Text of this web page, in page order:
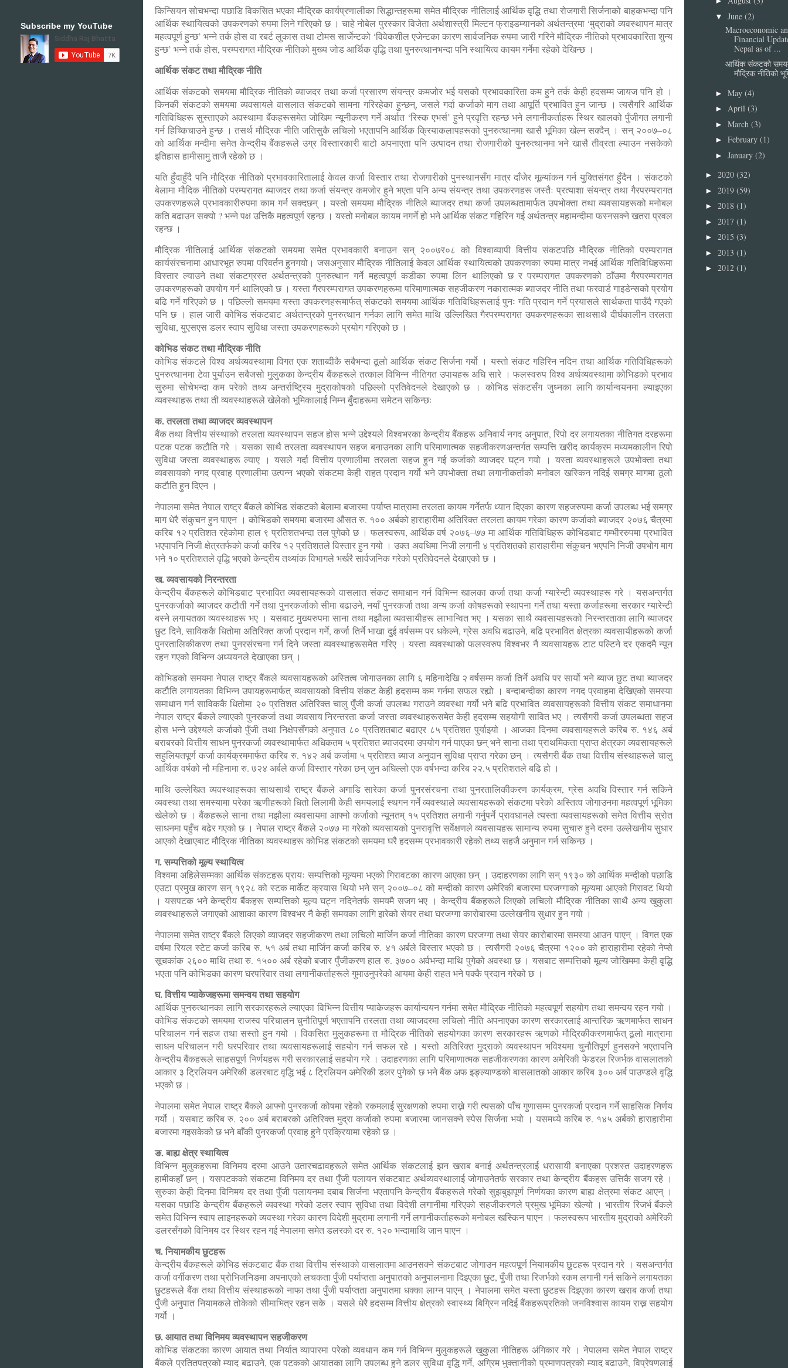
किन्सियन सोचभन्दा पछाडि विकसित भएका मौद्रिक कार्यप्रणालीका सिद्धान्तहरूमा समेत मौद्रिक नीतिलाई आर्थिक वृद्धि तथा रोजगारी सिर्जनाको बाहकभन्दा पनि
आर्थिक स्थायित्वको उपकरणको रुपमा लिने गरिएको छ । चाहे नोबेल पुरस्कार विजेता अर्थशास्त्री मिल्टन फ्राइडम्यानको अर्थतन्त्रमा ‘मुद्राको व्यवस्थापन मात्र
महत्वपूर्ण हुन्छ’ भन्ने तर्क होस वा रबर्ट लुकास तथा टोमस सार्जेन्टको ‘विवेकशील एजेन्टका कारण सार्वजनिक रुपमा जारी गरिने मौद्रिक नीतिको प्रभावकारिता शुन्य
हुन्छ’ भन्ने तर्क होस, परम्परागत मौद्रिक नीतिको मुख्य जोड आर्थिक वृद्धि तथा पुनरुत्थानभन्दा पनि स्थायित्व कायम गर्नेमा रहेको देखिन्छ ।
आर्थिक संकट तथा मौद्रिक नीति
आर्थिक संकटको समयमा मौद्रिक नीतिको व्याजदर तथा कर्जा प्रसारण संयन्त्र कमजोर भई यसको प्रभावकारिता कम हुने तर्क केही हदसम्म जायज पनि हो ।
किनकी संकटको समयमा व्यवसायले वासलात संकटको सामना गरिरहेका हुन्छन्, जसले गर्दा कर्जाको माग तथा आपूर्ति प्रभावित हुन जान्छ । त्यसैगरि आर्थिक
गतिविधिहरू सुस्ताएको अवस्थामा बैंकहरूसमेत जोखिम न्यूनीकरण गर्ने अर्थात ‘रिस्क एभर्स’ हुने प्रवृत्ति रहन्छ भने लगानीकर्ताहरू स्थिर खालको पुँजीगत लगानी
गर्न हिच्किचाउने हुन्छ । तसर्थ मौद्रिक नीति जतिसुकै लचिलो भएतापनि आर्थिक क्रियाकलापहरूको पुनरुत्थानमा खासै भूमिका खेल्न सक्दैन् । सन् २००७–०८
को आर्थिक मन्दीमा समेत केन्द्रीय बैंकहरूले उग्र विस्तारकारी बाटो अपनाएता पनि उत्पादन तथा रोजगारीको पुनरुत्थानमा भने खासै तीव्रता ल्याउन नसकेको
इतिहास हामीसामु ताजै रहेको छ ।
यति हुँदाहुँदै पनि मौद्रिक नीतिको प्रभावकारितालाई केवल कर्जा विस्तार तथा रोजगारीको पुनस्थानसँग मात्र दाँजेर मूल्यांकन गर्न युक्तिसंगत हुँदैन । संकटको
बेलामा मौदिक नीतिको परम्परागत ब्याजदर तथा कर्जा संयन्त्र कमजोर हुने भएता पनि अन्य संयन्त्र तथा उपकरणहरू जस्तैः प्रत्याशा संयन्त्र तथा गैरपरम्परागत
उपकरणहरूले प्रभावकारीरुपमा काम गर्न सक्दछन् । यस्तो समयमा मौद्रिक नीतिले ब्याजदर तथा कर्जा उपलब्धतामार्फत उपभोक्ता तथा व्यवसायहरूको मनोबल
कति बढाउन सक्यो ? भन्ने पक्ष उत्तिकै महत्वपूर्ण रहन्छ । यस्तो मनोबल कायम नगर्ने हो भने आर्थिक संकट गहिरिन गई अर्थतन्त्र महामन्दीमा फस्नसक्ने खतरा प्रवल
रहन्छ ।
मौद्रिक नीतिलाई आर्थिक संकटको समयमा समेत प्रभावकारी बनाउन सन् २००७र०८ को विश्वाव्यापी वित्तीय संकटपछि मौद्रिक नीतिको परम्परागत
कार्यसंरचनामा आधारभूत रुपमा परिवर्तन हुनगयो। जसअनुसार मौद्रिक नीतिलाई केवल आर्थिक स्थायित्वको उपकरणका रुपमा मात्र नभई आर्थिक गतिविधिहरूमा
विस्तार ल्याउने तथा संकटग्रस्त अर्थतन्त्रको पुनरुत्थान गर्ने महत्वपूर्ण कडीका रुपमा लिन थालिएको छ र परम्परागत उपकरणको ठाँउमा गैरपरम्परागत
उपकरणहरूको उपयोग गर्न थालिएको छ । यस्ता गैरपरम्परागत उपकरणहरूमा परिमाणात्मक सहजीकरण नकारात्मक ब्याजदर नीति तथा फरवार्ड गाइडेन्सको प्रयोग
बढि गर्ने गरिएको छ । पछिल्लो समयमा यस्ता उपकरणहरूमार्फत् संकटको समयमा आर्थिक गतिविधिहरूलाई पुनः गति प्रदान गर्ने प्रयासले सार्थकता पाउँदै गएको
पनि छ । हाल जारी कोभिड संकटबाट अर्थतन्त्रको पुनरुत्थान गर्नका लागि समेत माथि उल्लिखित गैरपरम्परागत उपकरणहरूका साथसाथै दीर्घकालीन तरलता
सुविधा, युएसएस डलर स्वाप सुविधा जस्ता उपकरणहरूको प्रयोग गरिएको छ ।
कोभिड संकट तथा मौद्रिक नीति
कोभिड संकटले विश्व अर्थव्यवस्थामा विगत एक शताब्दीकै सबैभन्दा ठूलो आर्थिक संकट सिर्जना गर्यो । यस्तो संकट गहिरिन नदिन तथा आर्थिक गतिविधिहरूको
पुनरुत्थानमा टेवा पुर्याउन सबैजसो मुलुकका केन्द्रीय बैंकहरूले तत्काल विभिन्न नीतिगत उपायहरू अघि सारे । फलस्वरुप विश्व अर्थव्यवस्थामा कोभिडको प्रभाव
सुरुमा सोचेभन्दा कम परेको तथ्य अन्तर्राष्ट्रिय मुद्राकोषको पछिल्लो प्रतिवेदनले देखाएको छ । कोभिड संकटसँग जुध्नका लागि कार्यान्वयनमा ल्याइएका
व्यवस्थाहरू तथा ती व्यवस्थाहरूले खेलेको भूमिकालाई निम्न बुँदाहरूमा समेटन सकिन्छः
क. तरलता तथा व्याजदर व्यवस्थापन
बैंक तथा वित्तीय संस्थाको तरलता व्यवस्थापन सहज होस भन्ने उद्देश्यले विश्वभरका केन्द्रीय बैंकहरू अनिवार्य नगद अनुपात, रिपो दर लगायतका नीतिगत दरहरूमा
पटक पटक कटौति गरे । यसका साथै तरलता व्यवस्थापन सहज बनाउनका लागि परिमाणात्मक सहजीकरणअन्तर्गत सम्पत्ति खरीद कार्यक्रम मध्यमकालीन रिपो
सुविधा जस्ता व्यवस्थाहरू ल्याए । यसले गर्दा वित्तीय प्रणालीमा तरलता सहज हुन गई कर्जाको व्याजदर घट्न गयो । यस्ता व्यवस्थाहरूले उपभोक्ता तथा
व्यवसायको नगद प्रवाह प्रणालीमा उत्पन्न भएको संकटमा केही राहत प्रदान गर्यो भने उपभोक्ता तथा लगानीकर्ताको मनोवल खस्किन नदिई समग्र मागमा ठूलो
कटौति हुन दिएन ।
नेपालमा समेत नेपाल राष्ट्र बैंकले कोभिड संकटको बेलामा बजारमा पर्याप्त मात्रामा तरलता कायम गर्नेतर्फ ध्यान दिएका कारण सहजरुपमा कर्जा उपलब्ध भई समग्र
माग धेरै संकुचन हुन पाएन । कोभिडको समयमा बजारमा औसत रु. १०० अर्बको हाराहारीमा अतिरिक्त तरलता कायम गरेका कारण कर्जाको ब्याजदर २०७६ चैत्रमा
करिब १२ प्रतिशत रहेकोमा हाल ९ प्रतिशतभन्दा तल पुगेको छ । फलस्वरूप, आर्थिक वर्ष २०७६–७७ मा आर्थिक गतिविधिहरू कोभिडबाट गम्भीररुपमा प्रभावित
भएपापनि निजी क्षेत्रतर्फको कर्जा करिब १२ प्रतिशतले विस्तार हुन गयो । उक्त अवधिमा निजी लगानी ४ प्रतिशतको हाराहारीमा संकुचन भएपनि निजी उपभोग माग
भने १० प्रतिशतले वृद्धि भएको केन्द्रीय तथ्यांक विभागले भर्खरै सार्वजनिक गरेको प्रतिवेदनले देखाएको छ ।
ख. व्यवसायको निरन्तरता
केन्द्रीय बैंकहरूले कोभिडबाट प्रभावित व्यवसायहरूको वासलात संकट समाधान गर्न विभिन्न खालका कर्जा तथा कर्जा ग्यारेन्टी व्यवस्थाहरू गरे । यसअन्तर्गत
पुनरकर्जाको ब्याजदर कटौती गर्ने तथा पुनरकर्जाको सीमा बढाउने, नयाँ पुनरकर्जा तथा अन्य कर्जा कोषहरूको स्थापना गर्ने तथा यस्ता कर्जाहरूमा सरकार ग्यारेन्टी
बस्ने लगायतका व्यवस्थाहरू भए । यसबाट मुख्यरुपमा साना तथा मझौला व्यवसायीहरू लाभान्वित भए । यसका साथै व्यवसायहरूको निरन्तरताका लागि ब्याजदर
छुट दिने, साविककै धितोमा अतिरिक्त कर्जा प्रदान गर्ने, कर्जा तिर्ने भाखा दुई वर्षसम्म पर धकेल्ने, ग्रेस अवधि बढाउने, बढि प्रभावित क्षेत्रका व्यवसायीहरूको कर्जा
पुनरतालिकीकरण तथा पुनरसंरचना गर्न दिने जस्ता व्यवस्थाहरूसमेत गरिए । यस्ता व्यवस्थाको फलस्वरुप विश्वभर नै व्यवसायहरू टाट पल्टिने दर एकदमै न्यून
रहन गएको विभिन्न अध्ययनले देखाएका छन् ।
कोभिडको समयमा नेपाल राष्ट्र बैंकले व्यवसायहरूको अस्तित्व जोगाउनका लागि ६ महिनादेखि २ वर्षसम्म कर्जा तिर्ने अवधि पर सार्यो भने ब्याज छुट तथा ब्याजदर
कटौति लगायतका विभिन्न उपायहरूमार्फत् व्यवसायको वित्तीय संकट केही हदसम्म कम गर्नमा सफल रह्यो । बन्दाबन्दीका कारण नगद प्रवाहमा देखिएको समस्या
समाधान गर्न साविककै धितोमा २० प्रतिशत अतिरिक्त चालु पुँजी कर्जा उपलब्ध गराउने व्यवस्था गर्यो भने बढि प्रभावित व्यवसायहरूको वित्तीय संकट समाधानमा
नेपाल राष्ट्र बैंकले ल्याएको पुनरकर्जा तथा व्यवसाय निरन्तरता कर्जा जस्ता व्यवस्थाहरूसमेत केही हदसम्म सहयोगी सावित भए । त्यसैगरी कर्जा उपलब्धता सहज
होस भन्ने उद्देश्यले कर्जाको पुँजी तथा निक्षेपसँगको अनुपात ८० प्रतिशतबाट बढाएर ८५ प्रतिशत पुर्याइयो । आजका दिनमा व्यवसायहरूले करिब रु. १४६ अर्ब
बराबरको वित्तीय साधन पुनरकर्जा व्यवस्थामार्फत अधिकतम ५ प्रतिशत ब्याजदरमा उपयोग गर्न पाएका छन् भने साना तथा प्राथमिकता प्राप्त क्षेत्रका व्यवसायहरूले
सहुलियतपूर्ण कर्जा कार्यक्रममार्फत करिब रु. १४२ अर्ब कर्जामा ५ प्रतिशत ब्याज अनुदान सुविधा प्राप्त गरेका छन् । त्यसैगरी बैंक तथा वित्तीय संस्थाहरूले चालु
आर्थिक वर्षको नौ महिनामा रु. ७२४ अर्बले कर्जा विस्तार गरेका छन् जुन अघिल्लो एक वर्षभन्दा करिब २२.५ प्रतिशतले बढि हो ।
माथि उल्लेखित व्यवस्थाहरूका साथसाथै राष्ट्र बैंकले अगाडि सारेका कर्जा पुनरसंरचना तथा पुनरतालिकीकरण कार्यक्रम, ग्रेस अवधि विस्तार गर्न सकिने
व्यवस्था तथा समस्यामा परेका ऋणीहरूको धितो लिलामी केही समयलाई स्थगन गर्ने व्यवस्थाले व्यवसायहरूको संकटमा परेको अस्तित्व जोगाउनमा महत्वपूर्ण भूमिका
खेलेको छ । बैंकहरूले साना तथा मझौला व्यवसायमा आफ्नो कर्जाको न्यूनतम् १५ प्रतिशत लगानी गर्नुपर्ने प्रावधानले त्यस्ता व्यवसायहरूको समेत वित्तीय स्रोत
साधनमा पहुँच बढेर गएको छ । नेपाल राष्ट्र बैंकले २०७७ मा गरेको व्यवसायको पुनरावृत्ति सर्वेक्षणले व्यवसायहरू सामान्य रुपमा सुचारु हुने दरमा उल्लेखनीय सुधार
आएको देखाएबाट मौद्रिक नीतिका व्यवस्थाहरू कोभिड संकटको समयमा घरै हदसम्म प्रभावकारी रहेको तथ्य सहजै अनुमान गर्न सकिन्छ ।
ग. सम्पत्तिको मूल्य स्थायित्व
विश्वमा अहिलेसम्मका आर्थिक संकटहरू प्रायः सम्पत्तिको मूल्यमा भएको गिरावटका कारण आएका छन् । उदाहरणका लागि सन् १९३० को आर्थिक मन्दीको पछाडि
एउटा प्रमुख कारण सन् १९२८ को स्टक मार्केट क्रयास थियो भने सन् २००७–०८ को मन्दीको कारण अमेरिकी बजारमा घरजग्गाको मूल्यमा आएको गिरावट थियो
। यसपटक भने केन्द्रीय बैंकहरू सम्पत्तिको मूल्य घट्न नदिनेतर्फ समयमै सजग भए । केन्द्रीय बैंकहरूले लिएको लचिलो मौद्रिक नीतिका साथै अन्य खुकुला
व्यवस्थाहरूले जगाएको आशाका कारण विश्वभर नै केही समयका लागि झरेको सेयर तथा घरजग्गा कारोबारमा उल्लेखनीय सुधार हुन गयो ।
नेपालमा समेत राष्ट्र बैंकले लिएको व्याजदर सहजीकरण तथा लचिलो मार्जिन कर्जा नीतिका कारण घरजग्गा तथा सेयर कारोबारमा समस्या आउन पाएन् । विगत एक
वर्षमा रियल स्टेट कर्जा करिब रु. ५१ अर्ब तथा मार्जिन कर्जा करिब रु. ४१ अर्बले विस्तार भएको छ । त्यसैगरी २०७६ चैत्रमा १२०० को हाराहारीमा रहेको नेप्से
सूचकांक २६०० माथि तथा रु. १५०० अर्ब रहेको बजार पुँजीकरण हाल रु. ३७०० अर्वभन्दा माथि पुगेको अवस्था छ । यसबाट सम्पत्तिको मूल्य जोखिममा केही वृद्धि
भएता पनि कोभिडका कारण घरपरिवार तथा लगानीकर्ताहरूले गुमाउनुपरेको आयमा केही राहत भने पक्कै प्रदान गरेको छ ।
घ. वित्तीय प्याकेजहरूमा समन्वय तथा सहयोग
आर्थिक पुनरुत्थानका लागि सरकारहरूले ल्याएका विभिन्न वित्तीय प्याकेजहरू कार्यान्वयन गर्नमा समेत मौद्रिक नीतिको महत्वपूर्ण सहयोग तथा समन्वय रहन गयो ।
कोभिड संकटको समयमा राजस्व परिचालन चुनौतिपूर्ण भएतापनि तरलता तथा व्याजदरमा लचिलो नीति अपनाएका कारण सरकारलाई आन्तरिक ऋणमार्फत साधन
परिचालन गर्न सहज तथा सस्तो हुन गयो । विकसित मुलुकहरूमा त मौद्रिक नीतिको सहयोगका कारण सरकारहरू ऋणको मौद्रिकीकरणमार्फत् ठूलो मात्रामा
साधन परिचालन गरी घरपरिवार तथा व्यवसायहरूलाई सहयोग गर्न सफल रहे । यस्तो अतिरिक्त मुद्राको व्यवस्थापन भविश्यमा चुनौतिपूर्ण हुनसक्ने भएतापनि
केन्द्रीय बैंकहरूले साहसपूर्ण निर्णयहरू गरी सरकारलाई सहयोग गरे । उदाहरणका लागि परिमाणात्मक सहजीकरणका कारण अमेरिकी फेडरल रिजर्भक वासलातको
आकार ३ ट्रिलियन अमेरिकी डलरबाट वृद्धि भई ८ ट्रिलियन अमेरिकी डलर पुगेको छ भने बैंक अफ इङ्ल्याण्डको बासलातको आकार करिब ३०० अर्ब पाउण्डले वृद्धि
भएको छ ।
नेपालमा समेत नेपाल राष्ट्र बैंकले आफ्नो पुनरकर्जा कोषमा रहेको रकमलाई सुरक्षणको रुपमा राख्ने गरी त्यसको पाँच गुणासम्म पुनरकर्जा प्रदान गर्ने साहसिक निर्णय
गर्यो । यसबाट करिब रु. २०० अर्ब बराबरको अतिरिक्त मुद्रा कर्जाको रुपमा बजारमा जानसक्ने स्पेस सिर्जना भयो । यसमध्ये करिब रु. १४५ अर्बको हाराहारीमा
बजारमा गइसकेको छ भने बाँकी पुनरकर्जा प्रवाह हुने प्रक्रियामा रहेको छ ।
ङ. बाह्य क्षेत्र स्थायित्व
विभिन्न मुलुकहरूमा विनिमय दरमा आउने उतारचढावहरूले समेत आर्थिक संकटलाई झन खराब बनाई अर्थतन्त्रलाई धरासायी बनाएका प्रशस्त उदाहरणहरू
हामीकहाँ छन् । यसपटकको संकटमा विनिमय दर तथा पुँजी पलायन संकटबाट अर्थव्यवस्थालाई जोगाउनेतर्फ सरकार तथा केन्द्रीय बैंकहरू उत्तिकै सजग रहे ।
सुरुका केही दिनमा विनिमय दर तथा पुँजी पलायनमा दबाब सिर्जना भएतापनि केन्द्रीय बैंकहरूले गरेको सुझबुझपूर्ण निर्णयका कारण बाह्य क्षेत्रमा संकट आएन् ।
यसका पछाडि केन्द्रीय बैंकहरूले व्यवस्था गरेको डलर स्वाप सुविधा तथा विदेशी लगानीमा गरिएको सहजीकरणले प्रमुख भूमिका खेल्यो । भारतीय रिजर्भ बैंकले
समेत विभिन्न स्वाप लाइनहरूको व्यवस्था गरेका कारण विदेशी मुद्रामा लगानी गर्ने लगानीकर्ताहरूको मनोबल खस्किन पाएन । फलस्वरूप भारतीय मुद्राको अमेरिकी
डलरसँगको विनिमय दर स्थिर रहन गई नेपालमा समेत डलरको दर रु. १२० भन्दामाथि जान पाएन ।
च. नियामकीय छुटहरू
केन्द्रीय बैंकहरूले कोभिड संकटबाट बैंक तथा वित्तीय संस्थाको वासलातमा आउनसक्ने संकटबाट जोगाउन महत्वपूर्ण नियामकीय छुटहरू प्रदान गरे । यसअन्तर्गत
कर्जा वर्गीकरण तथा प्रोभिजनिङमा अपनाएको लचकता पुँजी पर्याप्तता अनुपातको अनुपालनामा दिइएका छुट, पुँजी तथा रिजर्भको रकम लगानी गर्न सकिने लगायतका
छुटहरूले बैंक तथा वित्तीय संस्थाहरूको नाफा तथा पुँजी पर्याप्तता अनुपातमा धक्का लाग्न पाएन् । नेपालमा समेत यस्ता छुटहरू दिइएका कारण खराब कर्जा तथा
पुँजी अनुपात नियामकले तोकेको सीमाभित्र रहन सके । यसले धेरै हदसम्म वित्तीय क्षेत्रको स्वास्थ्य बिग्रिन नदिई बैंकहरूप्रतिको जनविश्वास कायम राख्न सहयोग
गर्यो ।
छ. आयात तथा विनिमय व्यवस्थापन सहजीकरण
कोभिड संकटका कारण आयात तथा निर्यात व्यापारमा परेको व्यवधान कम गर्न विभिन्न मुलुकहरूले खुकुला नीतिहरू अंगिकार गरे । नेपालमा समेत नेपाल राष्ट्र
बैंकले प्रतितपत्रको म्याद बढाउने, एक पटकको आयातका लागि उपलब्ध हुने डलर सुविधा वृद्धि गर्ने, अग्रिम भुक्तानीको प्रमाणपत्रको म्याद बढाउने, विप्रेषणलाई
Subscribe my YouTube
▼ June (2)
Macroeconomic
Financial
Nepal as of ...
आर्थिक संकटको
मौद्रिक नीतिको
► May (4)
► April (3)
► March (3)
► February (1)
► January (2)
► 2020 (32)
► 2019 (59)
► 2018 (1)
► 2017 (1)
► 2015 (3)
► 2013 (1)
► 2012 (1)